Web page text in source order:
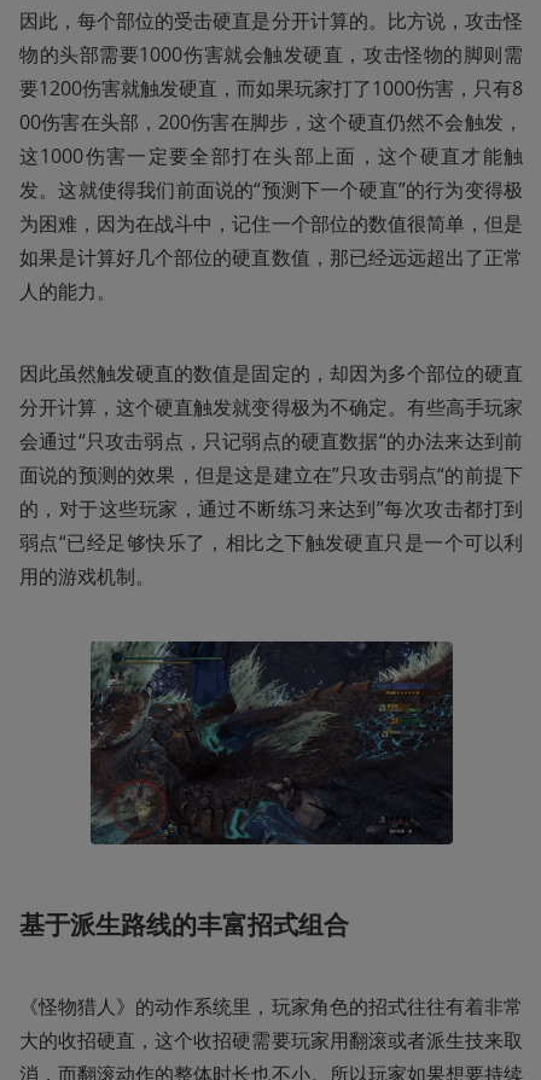
因此，每个部位的受击硬直是分开计算的。比方说，攻击怪
物的头部需要1000伤害就会触发硬直，攻击怪物的脚则需
要1200伤害就触发硬直，而如果玩家打了1000伤害，只有8
00伤害在头部，200伤害在脚步，这个硬直仍然不会触发，
这1000伤害一定要全部打在头部上面，这个硬直才能触
发。这就使得我们前面说的“预测下一个硬直”的行为变得极
为困难，因为在战斗中，记住一个部位的数值很简单，但是
如果是计算好几个部位的硬直数值，那已经远远超出了正常
人的能力。
因此虽然触发硬直的数值是固定的，却因为多个部位的硬直
分开计算，这个硬直触发就变得极为不确定。有些高手玩家
会通过“只攻击弱点，只记弱点的硬直数据“的办法来达到前
面说的预测的效果，但是这是建立在”只攻击弱点“的前提下
的，对于这些玩家，通过不断练习来达到”每次攻击都打到
弱点“已经足够快乐了，相比之下触发硬直只是一个可以利
用的游戏机制。
基于派生路线的丰富招式组合
《怪物猎人》的动作系统里，玩家角色的招式往往有着非常
大的收招硬直，这个收招硬需要玩家用翻滚或者派生技来取
消，而翻滚动作的整体时长也不小。所以玩家如果想要持续